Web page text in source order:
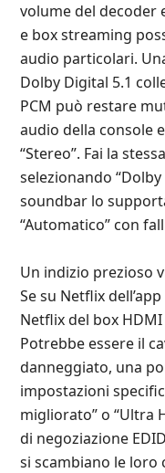
volume del decoder
e box streaming
audio particolari.
Dolby Digital 5.1
PCM può restare
audio della console
“Stereo”. Fai la
selezionando “Dolby
soundbar lo
“Automatico” con
Un indizio prezioso
Se su Netflix
Netflix del box
Potrebbe essere il
danneggiato, una
impostazioni
migliorato” o “Ultra
di negoziazione
si scambiano le loro